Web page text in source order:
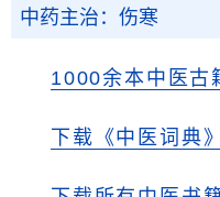
中药主治：伤寒
1000余本中医古
下载《中医词典